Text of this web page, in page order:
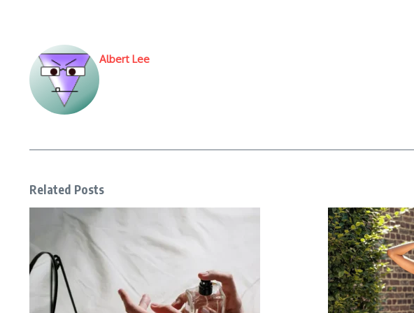
Albert Lee
Related Posts